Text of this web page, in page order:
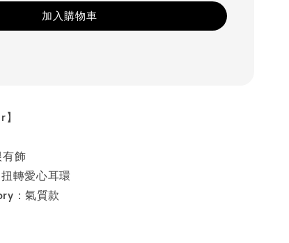
加入購物車
飾
轉愛心耳環
：氣質款